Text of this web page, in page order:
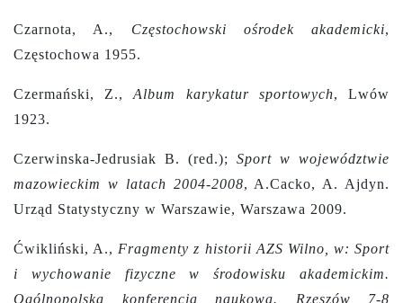
Czarnota, A., Częstochowski ośrodek akademicki,
Częstochowa 1955.
Czermański, Z.,Album karykatur sportowych, Lwów
1923.
Czerwinska-Jedrusiak B. (red.); Sport w województwie
mazowieckim w latach 2004-2008, A.Cacko, A. Ajdyn.
Urząd Statystyczny w Warszawie, Warszawa 2009.
Ćwikliński, A., Fragmenty z historii AZS Wilno, w: Sport
i wychowanie fizyczne w środowisku akademickim.
Ogólnopolska konferencja naukowa. Rzeszów 7-8